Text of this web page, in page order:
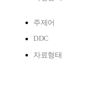
주제어
DDC
자료형태